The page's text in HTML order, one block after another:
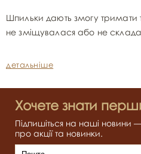
Шпильки дають змогу тримати
не зміщувалася або не
детальніше
Хочете знати
Підпишіться на наші новини
про акції та новинки.